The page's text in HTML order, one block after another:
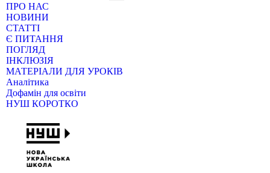
ПРО НАС
НОВИНИ
СТАТТІ
Є ПИТАННЯ
ПОГЛЯД
ІНКЛЮЗІЯ
МАТЕРІАЛИ ДЛЯ УРОКІВ
Аналітика
Дофамін для освіти
НУШ КОРОТКО